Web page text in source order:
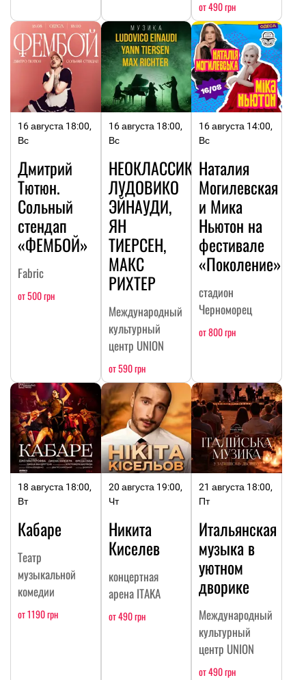
от 490 грн
16 августа 18:00,
Вс
Дмитрий
Тютюн.
Сольный
стендап
«ФЕМБОЙ»
Fabric
от 500 грн
16 августа 18:00,
Вс
НЕОКЛАССИКА:
ЛУДОВИКО
ЭЙНАУДИ,
ЯН
ТИЕРСЕН,
МАКС
РИХТЕР
Международный
культурный
центр UNION
от 590 грн
16 августа 14:00,
Вс
Наталия
Могилевская
и Мика
Ньютон на
фестивале
«Поколение»
стадион
Черноморец
от 800 грн
18 августа 18:00,
Вт
Кабаре
Театр
музыкальной
комедии
от 1190 грн
20 августа 19:00,
Чт
Никита
Киселев
концертная
арена ITAKA
от 490 грн
21 августа 18:00,
Пт
Итальянская
музыка в
уютном
дворике
Международный
культурный
центр UNION
от 490 грн